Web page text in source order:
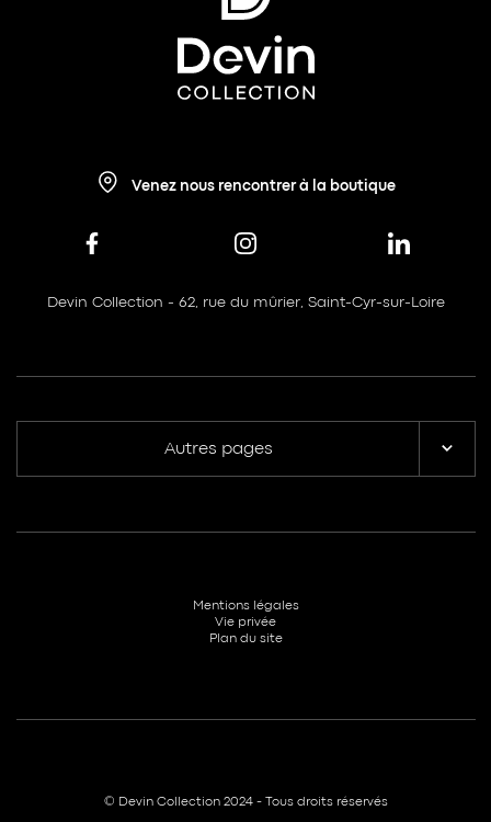
Venez nous rencontrer à la boutique
Devin Collection - 62, rue du mûrier, Saint-Cyr-sur-Loire
Autres pages
© Devin Collection 2024 - Tous droits réservés
Mentions légales
Vie privée
Plan du site